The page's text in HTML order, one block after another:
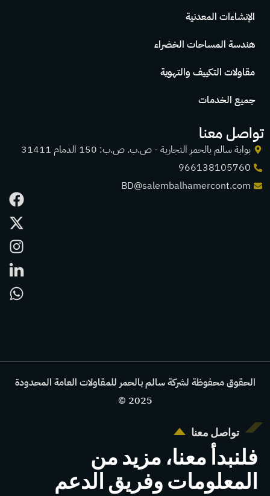
الإنشاءات المعدنية
هندسة المساحات الخضراء
مقاولات التكييف والتهوية
جميع الخدمات
تواصل معنا
بوابة سالم بالحمر التجارية - ص.ب. ص.ب: 150 الدمام 31411
966138105760
BD@salembalhamercont.com
الحقوق محفوظة لشركة سالم بالحمر للمقاولات العامة المحدودة
2025 ©
تواصل معنا
فلنبدأ معنا، مزيد من
المعلومات وفريق الدعم